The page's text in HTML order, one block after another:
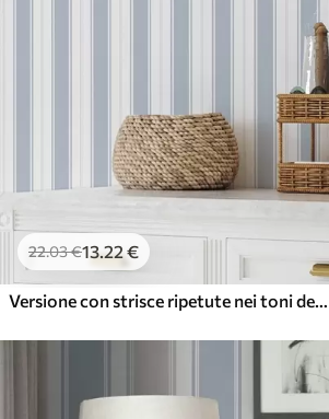
22.03€13.22€
Versione con strisce ripetute nei toni del grigio-blu